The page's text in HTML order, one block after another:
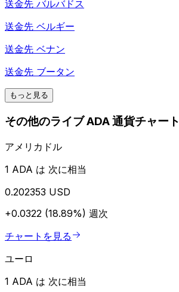
送金先 バルバドス
送金先 ベルギー
送金先 ベナン
送金先 ブータン
もっと見る
その他のライブ ADA 通貨チャート
アメリカドル
1 ADA は 次に相当
0.202353 USD
+0.0322 (18.89%) 週次
チャートを見る
ユーロ
1 ADA は 次に相当